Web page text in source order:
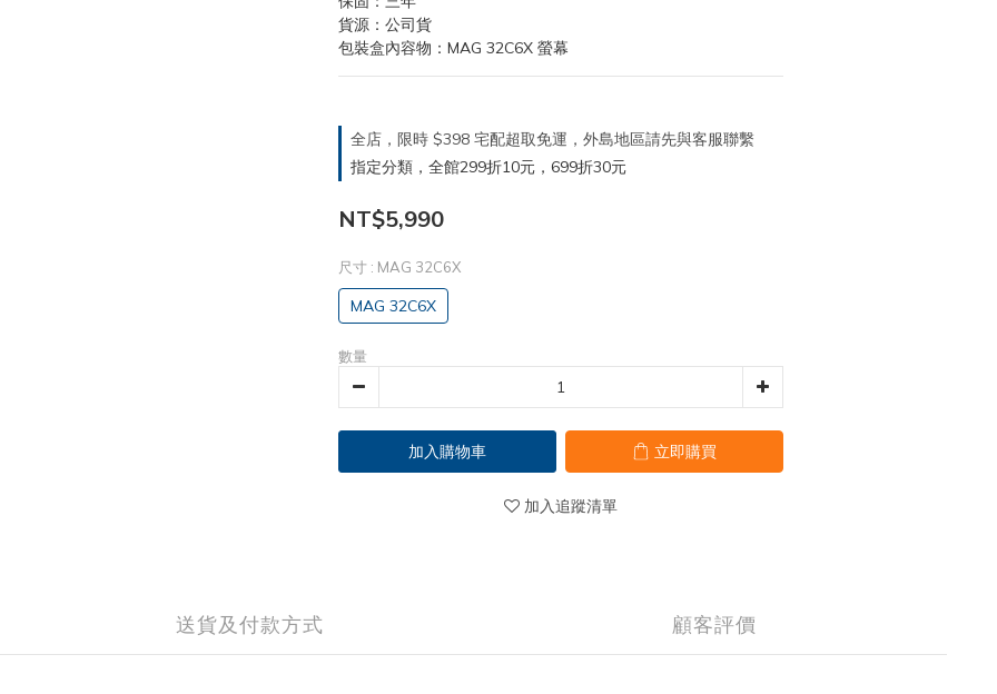
貨源：公司貨
包裝盒內容物：MAG 32C6X 螢幕
全店，限時 $398 宅配超取免運，外島地區請先與客服聯繫
指定分類，全館299折10元，699折30元
NT$5,990
尺寸 : MAG 32C6X
MAG 32C6X
數量
加入購物車 立即購買
加入追蹤清單
送貨及付款方式 顧客評價